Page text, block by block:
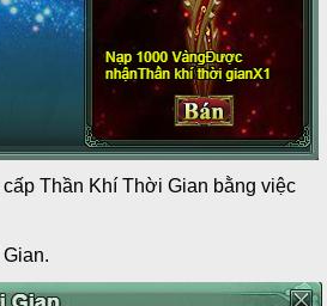
Thần Khí Thời Gian bằng việc